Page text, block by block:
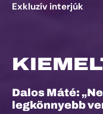
Exkluzív interjúk
Dalos Máté:
legkönnyebb